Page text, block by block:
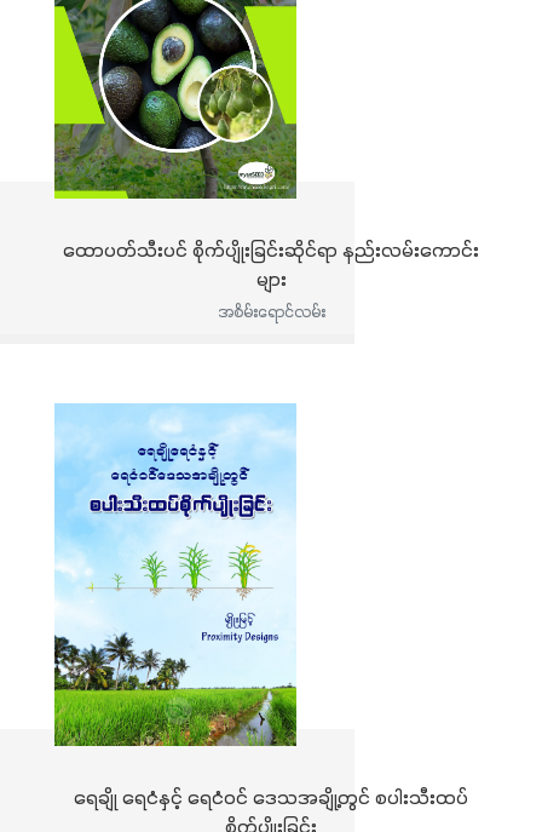
ထောပတ်သီးပင် စိုက်ပျိုးခြင်းဆိုင်ရာ နည်းလမ်းကောင်း
များ
အစိမ်းရောင်လမ်း
ရေချို ရေငံနှင့် ရေငံဝင် ဒေသအချို့တွင် စပါးသီးထပ်